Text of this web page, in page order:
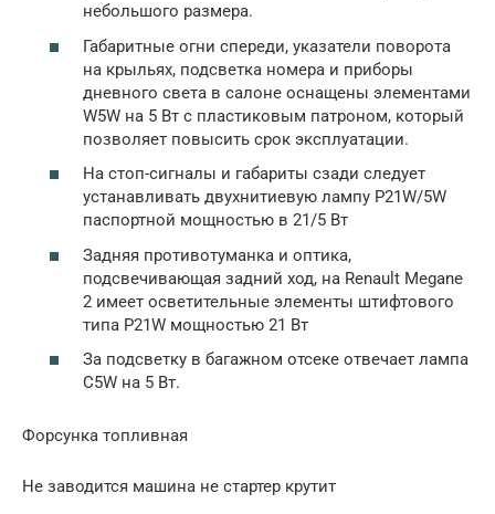
небольшого размера.
Габаритные огни спереди, указатели поворота
на крыльях, подсветка номера и приборы
дневного света в салоне оснащены элементами
W5W на 5 Вт с пластиковым патроном, который
позволяет повысить срок эксплуатации.
На стоп-сигналы и габариты сзади следует
устанавливать двухнитиевую лампу P21W/5W
паспортной мощностью в 21/5 Вт
Задняя противотуманка и оптика,
подсвечивающая задний ход, на Renault Megane
2 имеет осветительные элементы штифтового
типа P21W мощностью 21 Вт
За подсветку в багажном отсеке отвечает лампа
C5W на 5 Вт.
Форсунка топливная
Не заводится машина не стартер крутит